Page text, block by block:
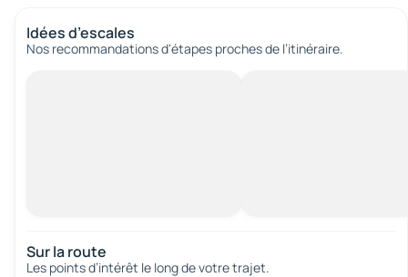
Idées d’escales
Nos recommandations d'étapes proches de l’itinéraire.
Sur la route
Les points d’intérêt le long de votre trajet.